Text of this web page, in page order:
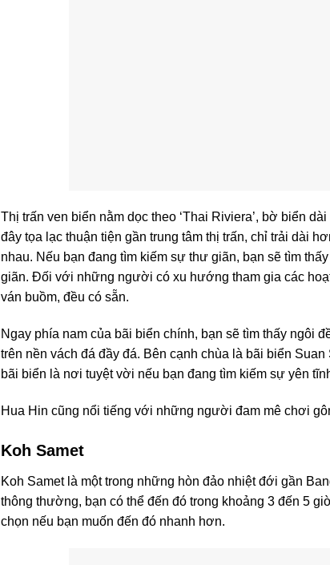
Thị trấn ven biển nằm dọc theo ‘Thai Riviera’, bờ biển
đây tọa lạc thuận tiện gần trung tâm thị trấn, chỉ trải dài
nhau. Nếu bạn đang tìm kiếm sự thư giãn, bạn sẽ tìm
giãn. Đối với những người có xu hướng tham gia các
ván buồm, đều có sẵn.
Ngay phía nam của bãi biển chính, bạn sẽ tìm thấy ngôi
trên nền vách đá đầy đá. Bên cạnh chùa là bãi biển
bãi biển là nơi tuyệt vời nếu bạn đang tìm kiếm sự yên
Hua Hin cũng nổi tiếng với những người đam mê chơi
Koh Samet
Koh Samet là một trong những hòn đảo nhiệt đới gần
thông thường, bạn có thể đến đó trong khoảng 3 đến 5
chọn nếu bạn muốn đến đó nhanh hơn.